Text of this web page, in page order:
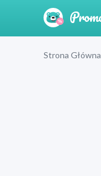
Strona Główna